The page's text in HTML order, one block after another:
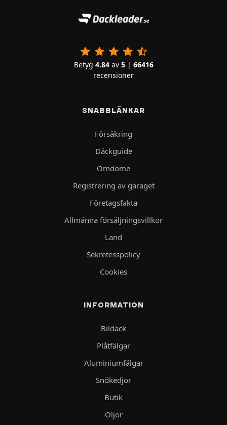
Betyg 4.84av 5| 66416
recensioner
SNABBLÄNKAR
Försäkring
Däckguide
Omdöme
Registrering av garaget
Företagsfakta
Allmänna försäljningsvillkor
Land
Sekretesspolicy
Cookies
INFORMATION
Bildäck
Plåtfälgar
Aluminiumfälgar
Snökedjor
Butik
Oljor